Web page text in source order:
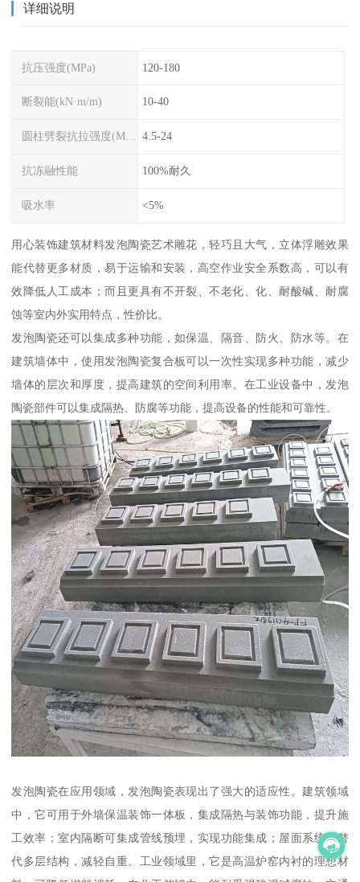
详细说明
抗压强度(MPa) 120-180
断裂能(kN·m/m) 10-40
圆柱劈裂抗拉强度(MPa) 4.5-24
抗冻融性能 100%耐久
吸水率 <5%
用心装饰建筑材料发泡陶瓷艺术雕花，轻巧且大气，立体浮雕效果
能代替更多材质，易于运输和安装，高空作业安全系数高，可以有
效降低人工成本；而且更具有不开裂、不老化、化、耐酸碱、耐腐
蚀等室内外实用特点，性价比。
发泡陶瓷还可以集成多种功能，如保温、隔音、防火、防水等。在
建筑墙体中，使用发泡陶瓷复合板可以一次性实现多种功能，减少
墙体的层次和厚度，提高建筑的空间利用率。在工业设备中，发泡
陶瓷部件可以集成隔热、防腐等功能，提高设备的性能和可靠性。
发泡陶瓷在应用领域，发泡陶瓷表现出了强大的适应性。建筑领域
中，它可用于外墙保温装饰一体板，集成隔热与装饰功能，提升施
工效率；室内隔断可集成管线预埋，实现功能集成；屋面系统能替
代多层结构，减轻自重。工业领域里，它是高温炉窑内衬的理想材